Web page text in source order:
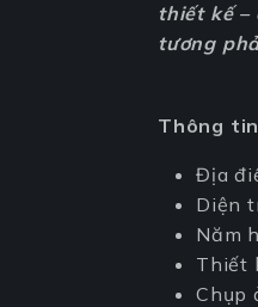
thiết kế –
tương
Thông
Địa
Diện
Năm
Thiết
Chụp